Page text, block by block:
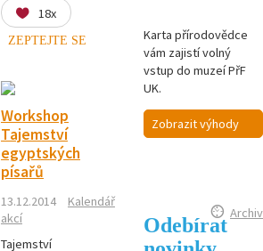
18x
ZEPTEJTE SE
Workshop
Tajemství
egyptských
písařů
13.12.2014
Kalendář
akcí
Tajemství
Karta přírodovědce
vám zajistí volný
vstup do muzeí PřF
UK.
Zobrazit výhody
Archiv
Odebírat